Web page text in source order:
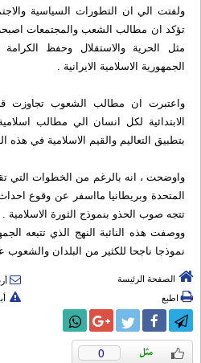
ولفتت الي ان التطورات السياسية
تؤكد ان مطالب الشعب والمجتمعات
مثل الحرية والاستقلال وحفظ
الجمهورية الاسلامية الايرانية .
واعتبرت ان مطالب الشعوب تجاوزت
الابتدائية لكل انسان الي مطالب
بتطبيق التعاليم والقيم الاسلامية في هذه
واوضحت ، انه بالرغم من الخطوات التي
المتحدة وبريطانيا مااسفر عن وقوع
تتجه صوب الحذو بنموذج الثورة الاسلامية .
ووصفت هذه النائبة النهج الذي تتبعه
نموذجا ناجحا للكثير من البلدان
الصفحة الرئيسة
اطبع
0